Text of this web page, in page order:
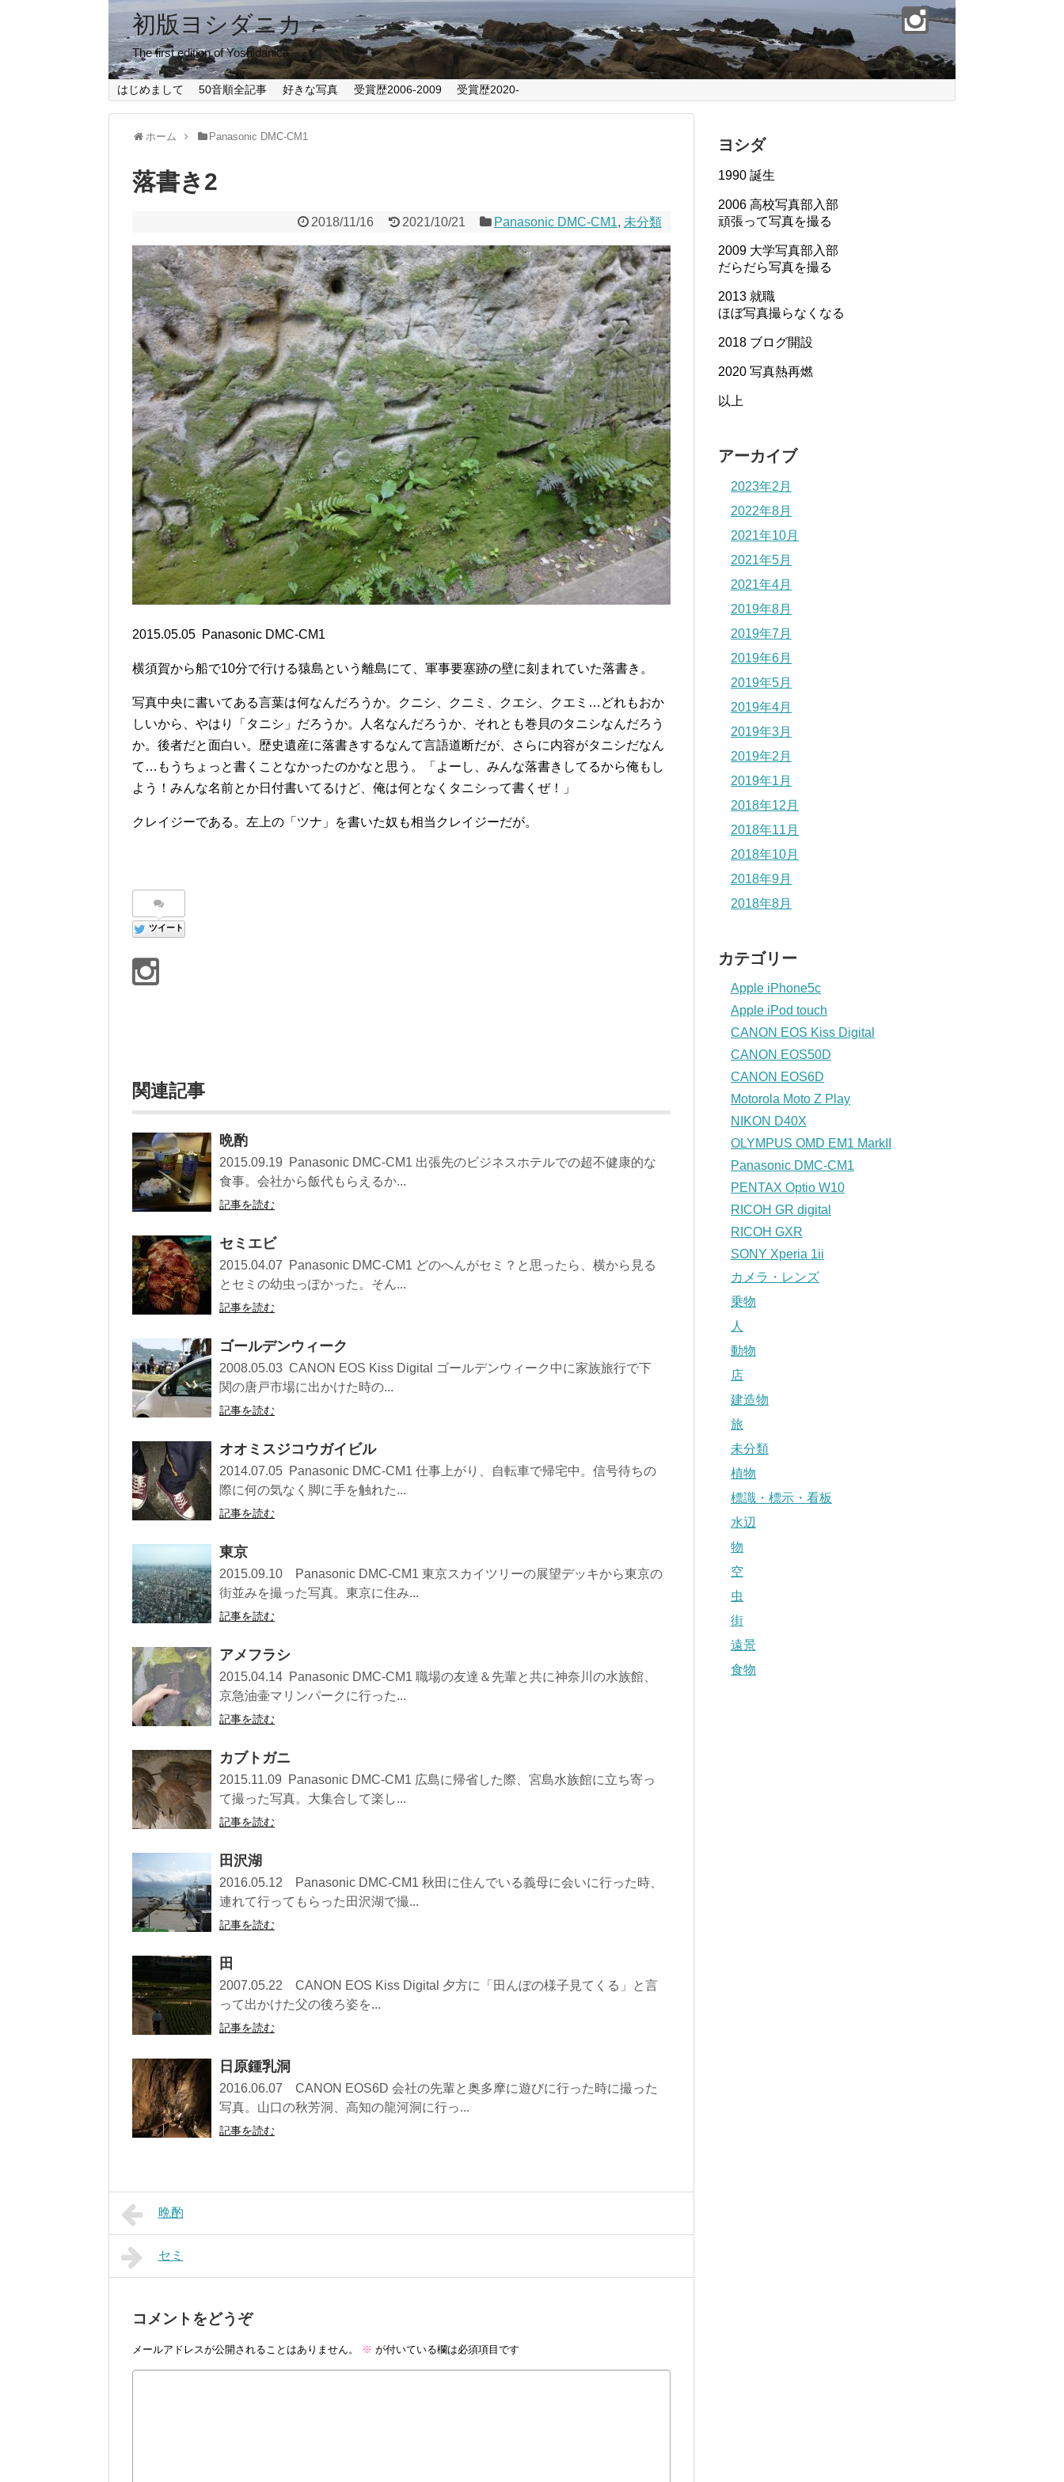
初版ヨシダニカ
The first edition of Yoshidanica
はじめまして 50音順全記事 好きな写真 受賞歴2006-2009 受賞歴2020-
ホーム Panasonic DMC-CM1
落書き2
2018/11/16 2021/10/21 Panasonic DMC-CM1, 未分類
2015.05.05 Panasonic DMC-CM1
横須賀から船で10分で行ける猿島という離島にて、軍事要塞跡の壁に刻まれていた落書き。
写真中央に書いてある言葉は何なんだろうか。クニシ、クニミ、クエシ、クエミ…どれもおか
しいから、やはり「タニシ」だろうか。人名なんだろうか、それとも巻貝のタニシなんだろう
か。後者だと面白い。歴史遺産に落書きするなんて言語道断だが、さらに内容がタニシだなん
て…もうちょっと書くことなかったのかなと思う。「よーし、みんな落書きしてるから俺もし
よう！みんな名前とか日付書いてるけど、俺は何となくタニシって書くぜ！」
クレイジーである。左上の「ツナ」を書いた奴も相当クレイジーだが。
ツイート
関連記事
晩酌
2015.09.19 Panasonic DMC-CM1 出張先のビジネスホテルでの超不健康的な
食事。会社から飯代もらえるか...
記事を読む
セミエビ
2015.04.07 Panasonic DMC-CM1 どのへんがセミ？と思ったら、横から見る
とセミの幼虫っぽかった。そん...
記事を読む
ゴールデンウィーク
2008.05.03 CANON EOS Kiss Digital ゴールデンウィーク中に家族旅行で下
関の唐戸市場に出かけた時の...
記事を読む
オオミスジコウガイビル
2014.07.05 Panasonic DMC-CM1 仕事上がり、自転車で帰宅中。信号待ちの
際に何の気なく脚に手を触れた...
記事を読む
東京
2015.09.10 Panasonic DMC-CM1 東京スカイツリーの展望デッキから東京の
街並みを撮った写真。東京に住み...
記事を読む
アメフラシ
2015.04.14 Panasonic DMC-CM1 職場の友達＆先輩と共に神奈川の水族館、
京急油壷マリンパークに行った...
記事を読む
カブトガニ
2015.11.09 Panasonic DMC-CM1 広島に帰省した際、宮島水族館に立ち寄っ
て撮った写真。大集合して楽し...
記事を読む
田沢湖
2016.05.12 Panasonic DMC-CM1 秋田に住んでいる義母に会いに行った時、
連れて行ってもらった田沢湖で撮...
記事を読む
田
2007.05.22 CANON EOS Kiss Digital 夕方に「田んぼの様子見てくる」と言
って出かけた父の後ろ姿を...
記事を読む
日原鍾乳洞
2016.06.07 CANON EOS6D 会社の先輩と奥多摩に遊びに行った時に撮った
写真。山口の秋芳洞、高知の龍河洞に行っ...
記事を読む
晩酌
セミ
コメントをどうぞ
メールアドレスが公開されることはありません。 ※ が付いている欄は必須項目です
ヨシダ
1990 誕生
2006 高校写真部入部
頑張って写真を撮る
2009 大学写真部入部
だらだら写真を撮る
2013 就職
ほぼ写真撮らなくなる
2018 ブログ開設
2020 写真熱再燃
以上
アーカイブ
2023年2月
2022年8月
2021年10月
2021年5月
2021年4月
2019年8月
2019年7月
2019年6月
2019年5月
2019年4月
2019年3月
2019年2月
2019年1月
2018年12月
2018年11月
2018年10月
2018年9月
2018年8月
カテゴリー
Apple iPhone5c
Apple iPod touch
CANON EOS Kiss Digital
CANON EOS50D
CANON EOS6D
Motorola Moto Z Play
NIKON D40X
OLYMPUS OMD EM1 MarkII
Panasonic DMC-CM1
PENTAX Optio W10
RICOH GR digital
RICOH GXR
SONY Xperia 1ii
カメラ・レンズ
乗物
人
動物
店
建造物
旅
未分類
植物
標識・標示・看板
水辺
物
空
虫
街
遠景
食物